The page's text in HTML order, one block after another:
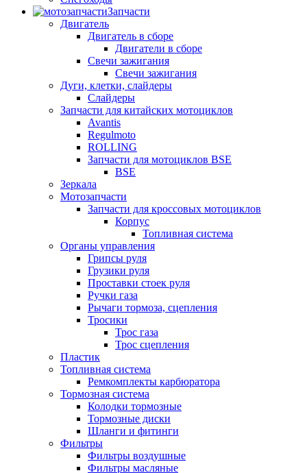
Запчасти
Двигатель
Двигатель в сборе
Двигатели в сборе
Свечи зажигания
Свечи зажигания
Дуги, клетки, слайдеры
Слайдеры
Запчасти для китайских мотоциклов
Avantis
Regulmoto
ROLLING
Запчасти для мотоциклов BSE
BSE
Зеркала
Мотозапчасти
Запчасти для кроссовых мотоциклов
Корпус
Топливная система
Органы управления
Грипсы руля
Грузики руля
Проставки стоек руля
Ручки газа
Рычаги тормоза, сцепления
Тросики
Трос газа
Трос сцепления
Пластик
Топливная система
Ремкомплекты карбюратора
Тормозная система
Колодки тормозные
Тормозные диски
Шланги и фитинги
Фильтры
Фильтры воздушные
Фильтры масляные